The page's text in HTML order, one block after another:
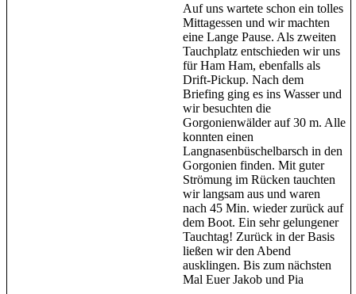
Auf uns wartete schon ein tolles
Mittagessen und wir machten
eine Lange Pause. Als zweiten
Tauchplatz entschieden wir uns
für Ham Ham, ebenfalls als
Drift-Pickup. Nach dem
Briefing ging es ins Wasser und
wir besuchten die
Gorgonienwälder auf 30 m. Alle
konnten einen
Langnasenbüschelbarsch in den
Gorgonien finden. Mit guter
Strömung im Rücken tauchten
wir langsam aus und waren
nach 45 Min. wieder zurück auf
dem Boot. Ein sehr gelungener
Tauchtag! Zurück in der Basis
ließen wir den Abend
ausklingen. Bis zum nächsten
Mal Euer Jakob und Pia